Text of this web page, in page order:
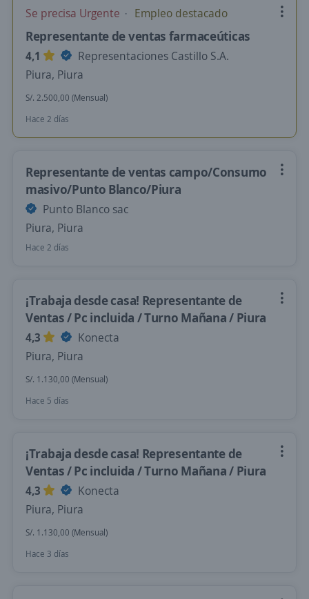
Se precisa Urgente Empleo destacado
Representante de ventas farmaceúticas
4,1
Representaciones Castillo S.A.
Piura, Piura
S/. 2.500,00 (Mensual)
Hace 2 días
Representante de ventas campo/Consumo
masivo/Punto Blanco/Piura
Punto Blanco sac
Piura, Piura
Hace 2 días
¡Trabaja desde casa! Representante de
Ventas / Pc incluida / Turno Mañana / Piura
4,3
Konecta
Piura, Piura
S/. 1.130,00 (Mensual)
Hace 5 días
¡Trabaja desde casa! Representante de
Ventas / Pc incluida / Turno Mañana / Piura
4,3
Konecta
Piura, Piura
S/. 1.130,00 (Mensual)
Hace 3 días